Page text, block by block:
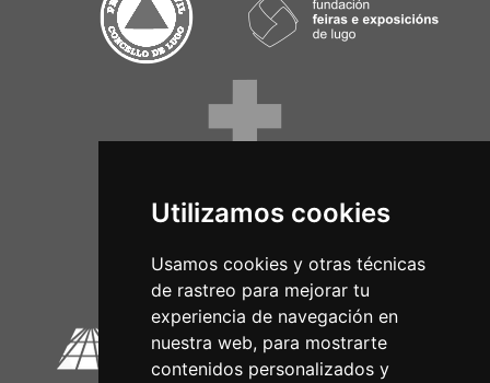
Utilizamos cookies
Usamos cookies y otras técnicas
de rastreo para mejorar tu
experiencia de navegación en
nuestra web, para mostrarte
contenidos personalizados y
Circuitos Oficiais